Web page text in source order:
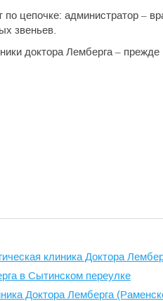
по цепочке: администратор –
звеньев.
доктора Лемберга – прежде
клиника Доктора
в Сытинском переулке
Доктора Лемберга